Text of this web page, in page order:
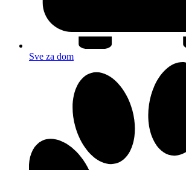
Sve za dom